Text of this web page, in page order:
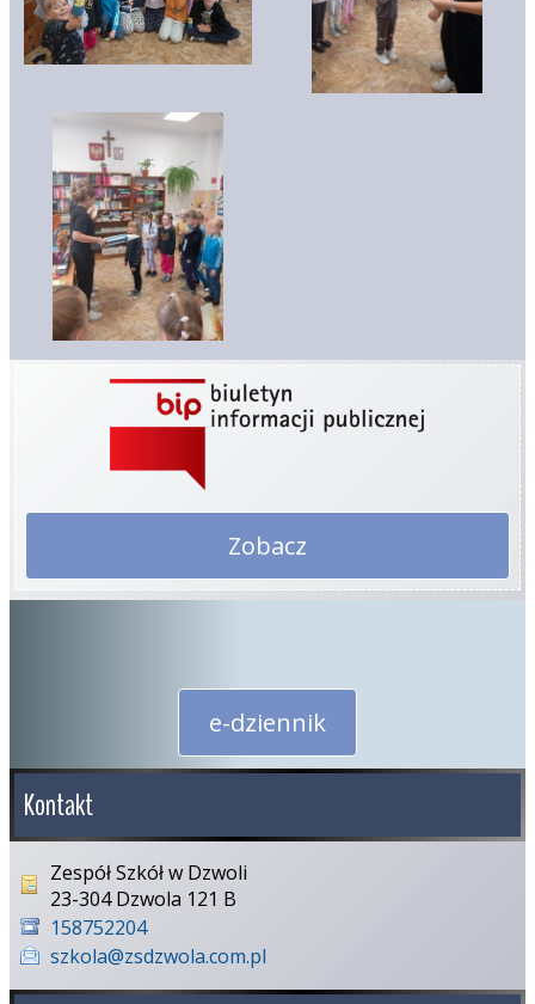
Zobacz
e-dziennik
Kontakt
Zespół Szkół w Dzwoli
23-304 Dzwola 121 B
158752204
szkola@zsdzwola.com.pl